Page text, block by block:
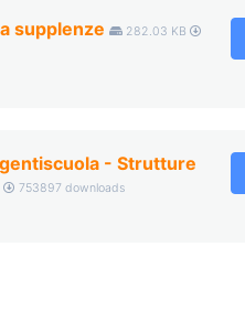
supplenze
282.03 KB
- Strutture
753897 downloads